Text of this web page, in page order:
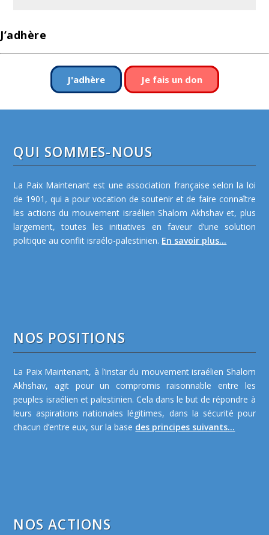
J’adhère
J'adhère Je fais un don
QUI SOMMES-NOUS
La Paix Maintenant est une association française selon la loi
de 1901, qui a pour vocation de soutenir et de faire connaître
les actions du mouvement israélien Shalom Akhshav et, plus
largement, toutes les initiatives en faveur d’une solution
politique au conflit israélo-palestinien. En savoir plus...
NOS POSITIONS
La Paix Maintenant, à l’instar du mouvement israélien Shalom
Akhshav, agit pour un compromis raisonnable entre les
peuples israélien et palestinien. Cela dans le but de répondre à
leurs aspirations nationales légitimes, dans la sécurité pour
chacun d’entre eux, sur la base des principes suivants...
NOS ACTIONS